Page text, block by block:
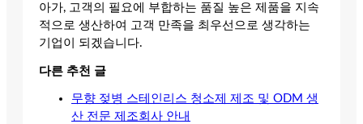
아가, 고객의 필요에 부합하는 품질 높은 제품을 지속
적으로 생산하여 고객 만족을 최우선으로 생각하는
기업이 되겠습니다.
다른 추천 글
무향 젖병 스테인리스 청소제 제조 및 ODM 생
산 전문 제조회사 안내